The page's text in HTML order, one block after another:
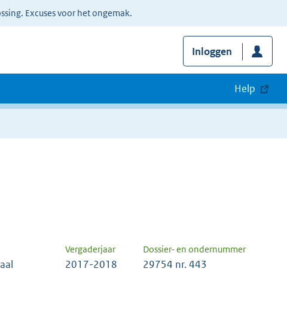
Excuses voor het ongemak.
Inloggen
Help
Vergaderjaar Dossier- en ondernummer
2017-2018 29754 nr. 443